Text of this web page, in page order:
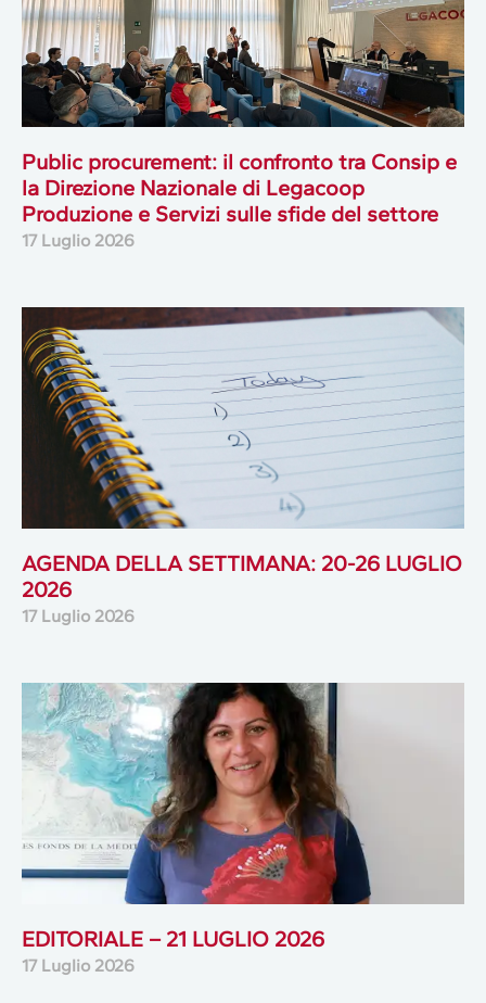
Public procurement: il confronto tra Consip e
la Direzione Nazionale di Legacoop
Produzione e Servizi sulle sfide del settore
17 Luglio 2026
AGENDA DELLA SETTIMANA: 20-26 LUGLIO
2026
17 Luglio 2026
EDITORIALE – 21 LUGLIO 2026
17 Luglio 2026